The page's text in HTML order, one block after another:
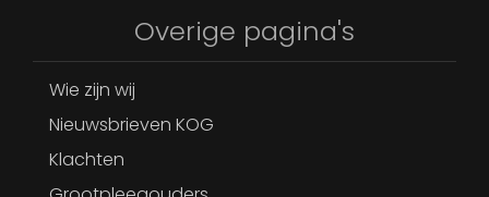
Overige pagina's
Wie zijn wij
Nieuwsbrieven KOG
Klachten